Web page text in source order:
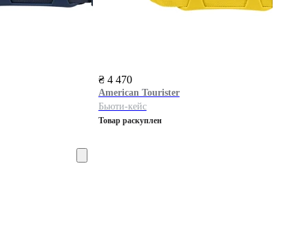
₴ 4 470
American Tourister
Бьюти-кейс
Товар раскуплен